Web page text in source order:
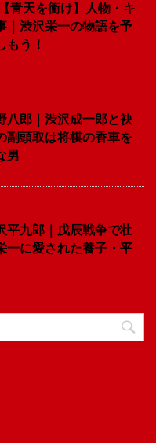
青天を衝け】人物・キ
｜渋沢栄一の物語を予
もう！
八郎｜渋沢成一郎と袂
副頭取は将棋の香車を
男
平九郎｜戊辰戦争で壮
一に愛された養子・平